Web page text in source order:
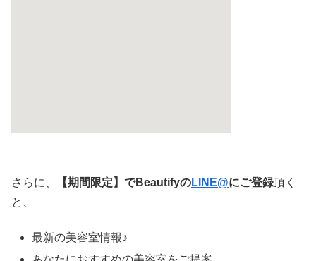
さらに、 【期間限定】でBeautifyのLINE@にご登録頂く
と、
最新の美容室情報♪